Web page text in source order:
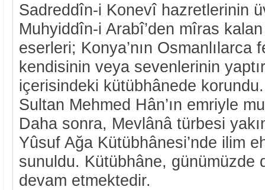
Sadreddîn-i Konevî hazretlerinin
Muhyiddîn-i Arabî’den mîras
eserleri; Konya’nın Osmanlılarca
kendisinin veya sevenlerinin
içerisindeki kütübhânede
Sultan Mehmed Hân’ın emriyle
Daha sonra, Mevlânâ türbesi
Yûsuf Ağa Kütübhânesi’nde ilim
sunuldu. Kütübhâne, günümüzde
devam etmektedir.